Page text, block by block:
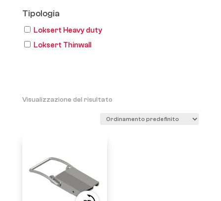
Tipologia
Loksert Heavy duty
Loksert Thinwall
Visualizzazione del risultato